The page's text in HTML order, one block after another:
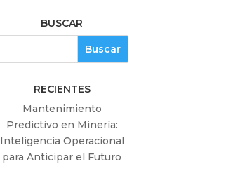
BUSCAR
RECIENTES
Mantenimiento
Predictivo en Minería:
Inteligencia Operacional
para Anticipar el Futuro